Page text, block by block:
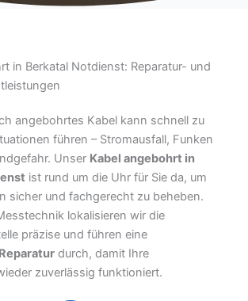
in Berkatal Notdienst: Reparatur- und
angebohrtes Kabel kann schnell zu
führen – Stromausfall, Funken
Unser Kabel angebohrt in
ist rund um die Uhr für Sie da, um
sicher und fachgerecht zu beheben.
lokalisieren wir die
präzise und führen eine
Reparatur durch, damit Ihre
zuverlässig funktioniert.